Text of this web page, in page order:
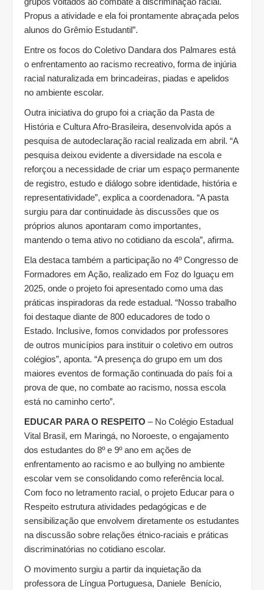
Propus a atividade e ela foi prontamente abraçada pelos
alunos do Grêmio Estudantil”.
Entre os focos do Coletivo Dandara dos Palmares está
o enfrentamento ao racismo recreativo, forma de injúria
racial naturalizada em brincadeiras, piadas e apelidos
no ambiente escolar.
Outra iniciativa do grupo foi a criação da Pasta de
História e Cultura Afro-Brasileira, desenvolvida após a
pesquisa de autodeclaração racial realizada em abril. “A
pesquisa deixou evidente a diversidade na escola e
reforçou a necessidade de criar um espaço permanente
de registro, estudo e diálogo sobre identidade, história e
representatividade”, explica a coordenadora. “A pasta
surgiu para dar continuidade às discussões que os
próprios alunos apontaram como importantes,
mantendo o tema ativo no cotidiano da escola”, afirma.
Ela destaca também a participação no 4º Congresso de
Formadores em Ação, realizado em Foz do Iguaçu em
2025, onde o projeto foi apresentado como uma das
práticas inspiradoras da rede estadual. “Nosso trabalho
foi destaque diante de 800 educadores de todo o
Estado. Inclusive, fomos convidados por professores
de outros municípios para instituir o coletivo em outros
colégios”, aponta. “A presença do grupo em um dos
maiores eventos de formação continuada do país foi a
prova de que, no combate ao racismo, nossa escola
está no caminho certo”.
EDUCAR PARA O RESPEITO – No Colégio Estadual
Vital Brasil, em Maringá, no Noroeste, o engajamento
dos estudantes do 8º e 9º ano em ações de
enfrentamento ao racismo e ao bullying no ambiente
escolar vem se consolidando como referência local.
Com foco no letramento racial, o projeto Educar para o
Respeito estrutura atividades pedagógicas e de
sensibilização que envolvem diretamente os estudantes
na discussão sobre relações étnico-raciais e práticas
discriminatórias no cotidiano escolar.
O movimento surgiu a partir da inquietação da
professora de Língua Portuguesa, Daniele Benício,